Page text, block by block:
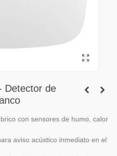
Detector de
con sensores de humo, calor
aviso acústico inmediato en el